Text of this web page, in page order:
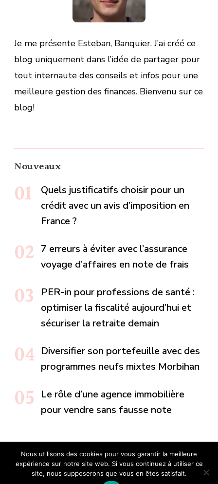
Je me présente Esteban, Banquier. J’ai créé ce
blog uniquement dans l’idée de partager pour
tout internaute des conseils et infos pour une
meilleure gestion des finances. Bienvenu sur ce
blog!
Nouveaux
Quels justificatifs choisir pour un
crédit avec un avis d’imposition en
France ?
7 erreurs à éviter avec l’assurance
voyage d’affaires en note de frais
PER-in pour professions de santé :
optimiser la fiscalité aujourd’hui et
sécuriser la retraite demain
Diversifier son portefeuille avec des
programmes neufs mixtes Morbihan
Le rôle d’une agence immobilière
pour vendre sans fausse note
Tous droits reservés.
Nous utilisons des cookies pour vous garantir la meilleure
expérience sur notre site web. Si vous continuez à utiliser ce
site, nous supposerons que vous en êtes satisfait.